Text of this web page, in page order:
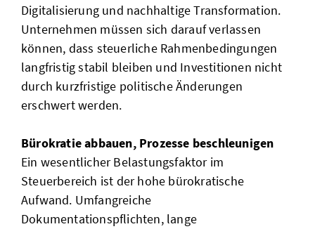
Digitalisierung und nachhaltige Transformation.
Unternehmen müssen sich darauf verlassen
können, dass steuerliche Rahmenbedingungen
langfristig stabil bleiben und Investitionen nicht
durch kurzfristige politische Änderungen
erschwert werden.
Bürokratie abbauen, Prozesse beschleunigen
Ein wesentlicher Belastungsfaktor im
Steuerbereich ist der hohe bürokratische
Aufwand. Umfangreiche
Dokumentationspflichten, lange